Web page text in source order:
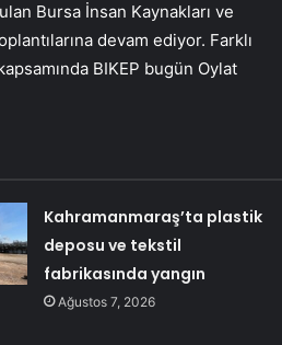
Bursa İnsan Kaynakları ve
devam ediyor. Farklı
BIKEP bugün Oylat
Kahramanmaraş’ta plastik
deposu ve tekstil
fabrikasında yangın
Ağustos 7, 2026